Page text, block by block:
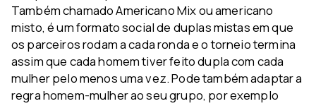
Também chamado Americano Mix ou americano
misto, é um formato social de duplas mistas em que
os parceiros rodam a cada ronda e o torneio termina
assim que cada homem tiver feito dupla com cada
mulher pelo menos uma vez. Pode também adaptar a
regra homem-mulher ao seu grupo, por exemplo